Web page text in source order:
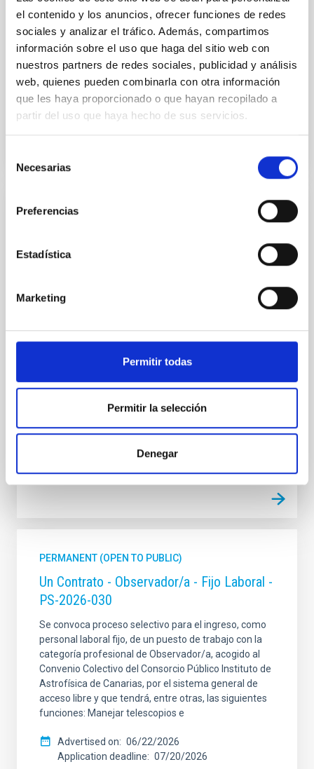
el contenido y los anuncios, ofrecer funciones de redes
sociales y analizar el tráfico. Además, compartimos
información sobre el uso que haga del sitio web con
nuestros partners de redes sociales, publicidad y análisis
web, quienes pueden combinarla con otra información
que les haya proporcionado o que hayan recopilado a
partir del uso que haya hecho de sus servicios.
Necesarias
Preferencias
Estadística
Marketing
Permitir todas
Permitir la selección
Denegar
funciones: Realización de trabajos de fabricación
mecánica, ajuste y montaje de piezas y conjuntos,
Advertised on
07/13/2026
Application deadline
08/10/2026
Open
PERMANENT (OPEN TO PUBLIC)
General Observatorios (ORM-La Palma) -
Se convoca proceso selectivo para el ingreso, como
General, acogido a Convenio y que tendrá, entre
otras, las siguientes funciones: • Ejecutar y supervisar
Responsabilizarse de los equipos
Advertised on
07/13/2026
Application deadline
08/10/2026
PERMANENT (OPEN TO PUBLIC)
Un Contrato - Observador/a - Fijo Laboral -
PS-2026-030
Se convoca proceso selectivo para el ingreso, como
personal laboral fijo, de un puesto de trabajo con la
categoría profesional de Observador/a, acogido al
Convenio Colectivo del Consorcio Público Instituto de
Astrofísica de Canarias, por el sistema general de
acceso libre y que tendrá, entre otras, las siguientes
funciones: Manejar telescopios e
Advertised on
06/22/2026
Application deadline
07/20/2026